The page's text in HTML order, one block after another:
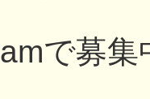
で募集